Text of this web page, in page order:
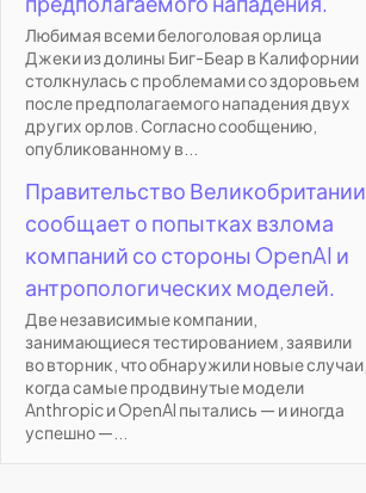
Любимая всеми белоголовая орлица
Джеки из долины Биг-Беар в Калифорнии
столкнулась с проблемами со здоровьем
после предполагаемого нападения двух
других орлов. Согласно сообщению,
опубликованному в...
Правительство Великобритании
сообщает о попытках взлома
компаний со стороны OpenAI и
антропологических моделей.
Две независимые компании,
занимающиеся тестированием, заявили
во вторник, что обнаружили новые случаи,
когда самые продвинутые модели
Anthropic и OpenAI пытались — и иногда
успешно —...